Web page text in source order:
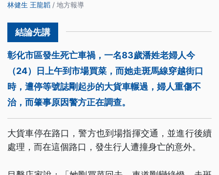
林健生 王龍韜 / 地方報導
彰化市區發生死亡車禍，一名83歲潘姓老婦人今
（24）日上午到市場買菜，而她走斑馬線穿越街口
時，遭停等號誌剛起步的大貨車輾過，婦人重傷不
治，而肇事原因警方正在調查。
大貨車停在路口，警方也到場指揮交通，並進行後續
處理，而在這個路口，發生行人遭撞身亡的意外。